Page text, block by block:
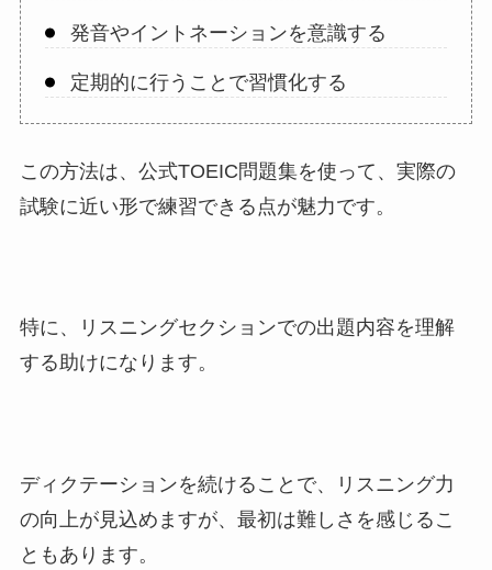
発音やイントネーションを意識する
定期的に行うことで習慣化する
この方法は、公式TOEIC問題集を使って、実際の
試験に近い形で練習できる点が魅力です。
特に、リスニングセクションでの出題内容を理解
する助けになります。
ディクテーションを続けることで、リスニング力
の向上が見込めますが、最初は難しさを感じるこ
ともあります。